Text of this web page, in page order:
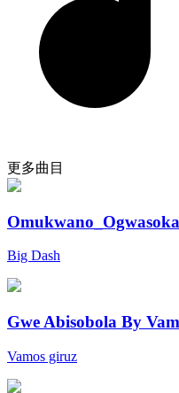
更多曲目
Big Dash
Gwe Abisobola By
Vamos giruz